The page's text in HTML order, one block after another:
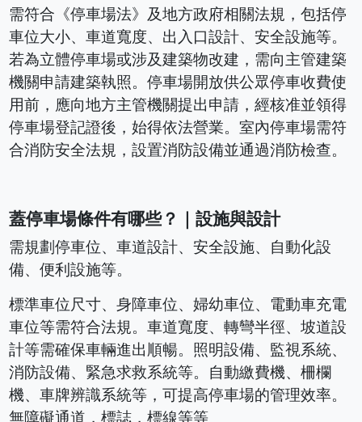
需符合《停車場法》及地方政府相關法規，包括停
車位大小、車道寬度、出入口設計、安全設施等。
若為立體停車場或涉及建築物改建，需向主管建築
機關申請建築執照。停車場開放供公眾停車收費使
用前，應向地方主管機關提出申請，經核准並領得
停車場登記證後，始得依法營業。室內停車場需符
合消防安全法規，設置消防設備並通過消防檢查。
蓋停車場條件有哪些？｜設施與設計
需規劃停車位、車道設計、安全設施、自動化設
備、便利設施等。
標準車位尺寸、身障車位、婦幼車位、電動車充電
車位等需符合法規。車道寬度、轉彎半徑、坡道設
計等需確保車輛進出順暢。照明設備、監視系統、
消防設備、緊急求救系統等。自動繳費機、柵欄
機、車牌辨識系統等，可提高停車場的管理效率。
無障礙通道，標誌，標線等等